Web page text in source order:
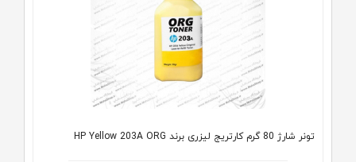
تونر شارژ 80 گرم کارتریج لیزری برند HP Yellow 203A ORG